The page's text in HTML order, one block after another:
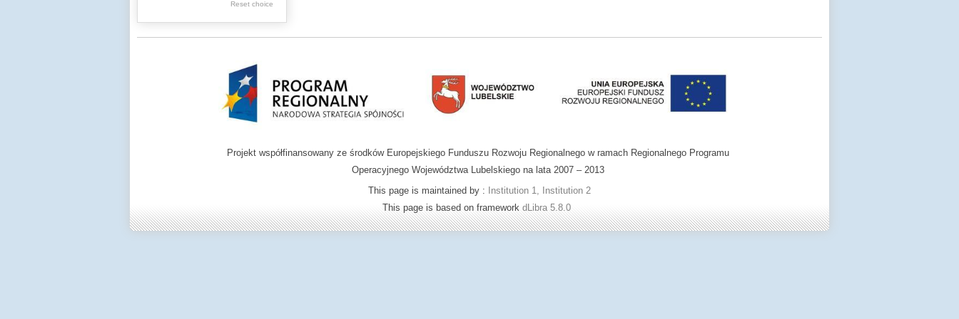
Digital archive of
Reset choice
Projekt współfinansowany ze środków Europejskiego Funduszu Rozwoju Regionalnego w ramach Regionalnego Programu
Operacyjnego Województwa Lubelskiego na lata 2007 – 2013
This page is maintained by : Institution 1, Institution 2
This page is based on framework dLibra 5.8.0